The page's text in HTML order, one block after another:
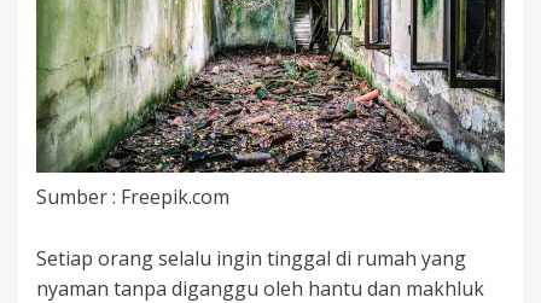
Sumber : Freepik.com
Setiap orang selalu ingin tinggal di rumah yang
nyaman tanpa diganggu oleh hantu dan makhluk